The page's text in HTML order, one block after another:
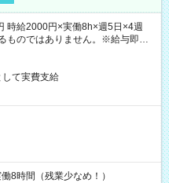
給2000円×実働8h×週5日×4週
ものではありません。※給与即受
有）
て実費支給
8時間（残業少なめ！）